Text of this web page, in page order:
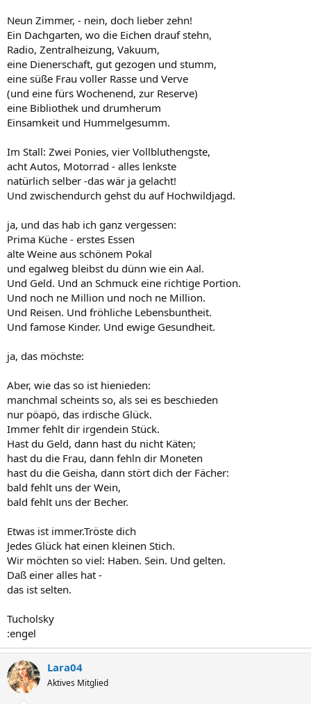
Neun Zimmer, - nein, doch lieber zehn!
Ein Dachgarten, wo die Eichen drauf stehn,
Radio, Zentralheizung, Vakuum,
eine Dienerschaft, gut gezogen und stumm,
eine süße Frau voller Rasse und Verve
(und eine fürs Wochenend, zur Reserve)
eine Bibliothek und drumherum
Einsamkeit und Hummelgesumm.
Im Stall: Zwei Ponies, vier Vollbluthengste,
acht Autos, Motorrad - alles lenkste
natürlich selber -das wär ja gelacht!
Und zwischendurch gehst du auf Hochwildjagd.
ja, und das hab ich ganz vergessen:
Prima Küche - erstes Essen
alte Weine aus schönem Pokal
und egalweg bleibst du dünn wie ein Aal.
Und Geld. Und an Schmuck eine richtige Portion.
Und noch ne Million und noch ne Million.
Und Reisen. Und fröhliche Lebensbuntheit.
Und famose Kinder. Und ewige Gesundheit.
ja, das möchste:
Aber, wie das so ist hienieden:
manchmal scheints so, als sei es beschieden
nur pöapö, das irdische Glück.
Immer fehlt dir irgendein Stück.
Hast du Geld, dann hast du nicht Käten;
hast du die Frau, dann fehln dir Moneten
hast du die Geisha, dann stört dich der Fächer:
bald fehlt uns der Wein,
bald fehlt uns der Becher.
Etwas ist immer.Tröste dich
Jedes Glück hat einen kleinen Stich.
Wir möchten so viel: Haben. Sein. Und gelten.
Daß einer alles hat -
das ist selten.
Tucholsky
:engel
Lara04
Aktives Mitglied